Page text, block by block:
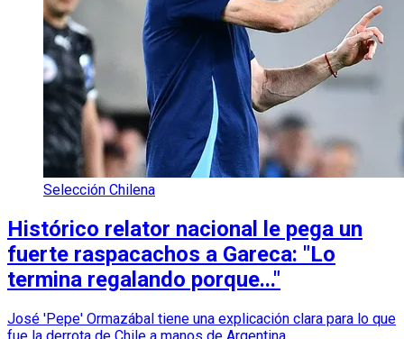
Selección Chilena
Histórico relator nacional le pega un
fuerte raspacachos a Gareca: "Lo
termina regalando porque..."
José 'Pepe' Ormazábal tiene una explicación clara para lo que